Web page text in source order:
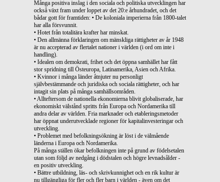
Många positiva inslag i den sociala och politiska utvecklingen har
också växt fram under loppet av det 20:e århundradet, och det
bådar gott för framtiden: • De koloniala imperierna från 1800-talet
har alla försvunnit.
• Hotet från totalitära krafter har minskat.
• Den allmänna förklaringen om mänskliga rättigheter av år 1948
är nu accepterad av flertalet nationer i världen (i ord om inte i
handling).
• Idealen om demokrati, frihet och det öppna samhället har fått
stor spridning till Östeuropa, Latinamerika, Asien och Afrika.
• Kvinnor i många länder åtnjuter nu personligt
självbestämmande och juridiska och sociala rättigheter, och har
intagit sin plats på många samhällsområden.
• Allteftersom de nationella ekonomierna blivit globaliserade, har
ekonomiskt välstånd spritts från Europa och Nordamerika till
andra delar av världen. Fria marknader och etableringsmetoder
har öppnat underutvecklade regioner för kapitalinvesteringar och
utveckling.
• Problemet med befolkningsökning är löst i de välmående
länderna i Europa och Nordamerika.
På många ställen ökar befolkningen inte på grund av födelsetalen
utan som följd av nedgång i dödstalen och högre levnadsålder -
en positiv utveckling.
• Bättre utbildning, läs- och skrivkunnighet och en rik kultur är
nu tillgängliga för fler och fler barn i världen - även om det